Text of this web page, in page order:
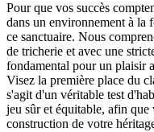
Pour que vos succès
dans un environnement à la
ce sanctuaire. Nous
de tricherie et avec une
fondamental pour un plaisir
Visez la première place du
s'agit d'un véritable test
jeu sûr et équitable, afin que
construction de votre